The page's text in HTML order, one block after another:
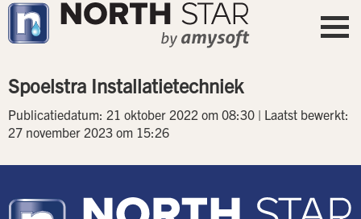
Spoelstra Installatietechniek
Publicatiedatum: 21 oktober 2022 om 08:30 | Laatst bewerkt:
27 november 2023 om 15:26